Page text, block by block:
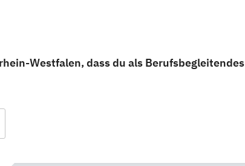
Westfalen, dass du als Berufsbegleitendes